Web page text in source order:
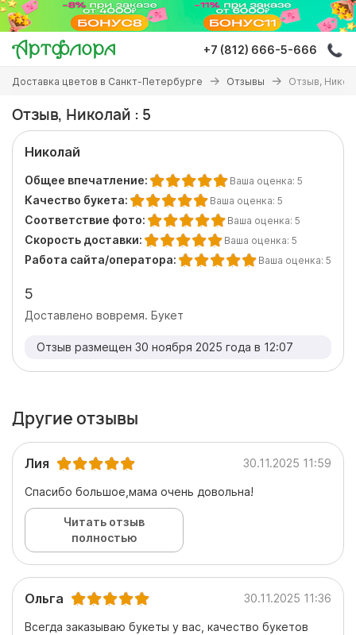
Перейти
основному
содержанию
+7 (812) 666-5-666
Вы
здесь
Доставка цветов в Санкт-Петербурге Отзывы Отзыв,
Отзыв, Николай : 5
Николай
Общее впечатление: Ваша оценка: 5
Качество букета: Ваша оценка: 5
Соответствие фото: Ваша оценка: 5
Скорость доставки: Ваша оценка: 5
Работа сайта/оператора: Ваша оценка: 5
5
Доставлено вовремя. Букет
Отзыв размещен 30 ноября 2025 года в 12:07
Другие отзывы
Лия 30.11.2025 11:59
Спасибо большое,мама очень довольна!
Читать отзыв
полностью
Ольга 30.11.2025 11:36
Всегда заказываю букеты у вас, качество букетов